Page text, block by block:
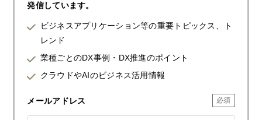
発信しています。
ビジネスアプリケーション等の重要トピックス、ト
レンド
業種ごとのDX事例・DX推進のポイント
クラウドやAIのビジネス活用情報
メールアドレス